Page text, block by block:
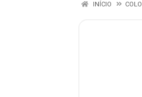
INÍCIO